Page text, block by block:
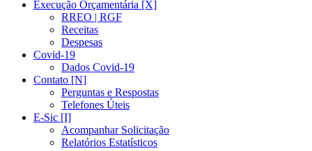
Execução Orçamentária [X]
RREO | RGF
Receitas
Despesas
Covid-19
Dados Covid-19
Contato [N]
Perguntas e Respostas
Telefones Úteis
E-Sic [I]
Acompanhar Solicitação
Relatórios Estatísticos